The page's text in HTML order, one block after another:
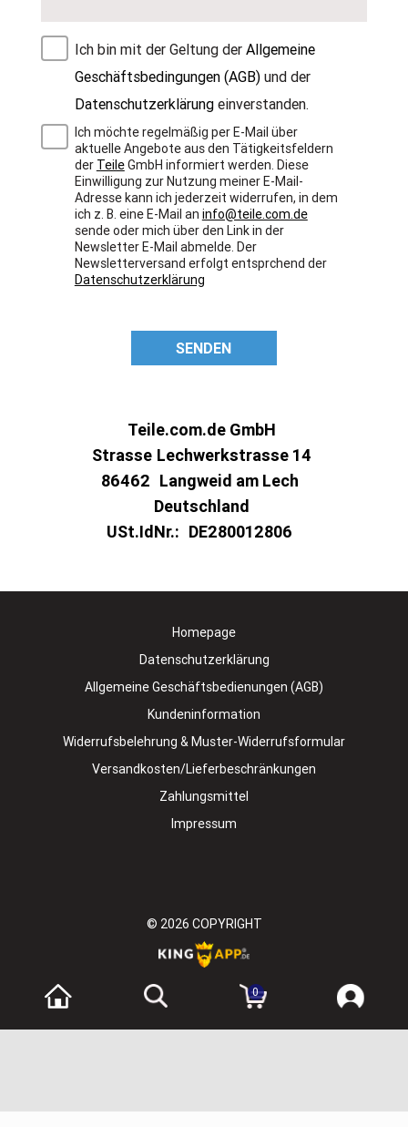
Ich bin mit der Geltung der Allgemeine
Geschäftsbedingungen (AGB)und der
Datenschutzerklärungeinverstanden.
Ich möchte regelmäßig per E-Mail über
aktuelle Angebote aus den Tätigkeitsfeldern
der TeileGmbH informiert werden. Diese
Einwilligung zur Nutzung meiner E-Mail-
Adresse kann ich jederzeit widerrufen, in dem
ich z. B. eine E-Mail an info@teile.com.de
sende oder mich über den Link in der
Newsletter E-Mail abmelde. Der
Newsletterversand erfolgt entsprchend der
Datenschutzerklärung
SENDEN
Teile.com.de GmbH
Strasse Lechwerkstrasse 14
86462 Langweid am Lech
Deutschland
USt.IdNr.: DE280012806
Homepage
Datenschutzerklärung
Allgemeine Geschäftsbedienungen (AGB)
Kundeninformation
Widerrufsbelehrung & Muster-Widerrufsformular
Versandkosten/Lieferbeschränkungen
Zahlungsmittel
Impressum
© 2026 COPYRIGHT
0